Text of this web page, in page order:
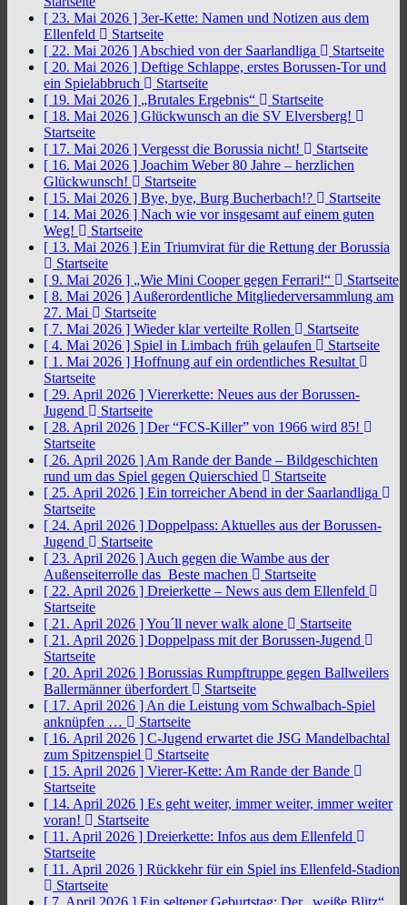
[ 23. Mai 2026 ] 3er-Kette: Namen und Notizen aus dem
Ellenfeld
Startseite
[ 22. Mai 2026 ] Abschied von der Saarlandliga
Startseite
[ 20. Mai 2026 ] Deftige Schlappe, erstes Borussen-Tor und
ein Spielabbruch
Startseite
[ 19. Mai 2026 ] „Brutales Ergebnis“
Startseite
[ 18. Mai 2026 ] Glückwunsch an die SV Elversberg!
Startseite
[ 17. Mai 2026 ] Vergesst die Borussia nicht!
Startseite
[ 16. Mai 2026 ] Joachim Weber 80 Jahre – herzlichen
Glückwunsch!
Startseite
[ 15. Mai 2026 ] Bye, bye, Burg Bucherbach!?
Startseite
[ 14. Mai 2026 ] Nach wie vor insgesamt auf einem guten
Weg!
Startseite
[ 13. Mai 2026 ] Ein Triumvirat für die Rettung der Borussia
Startseite
[ 9. Mai 2026 ] „Wie Mini Cooper gegen Ferrari!“
Startseite
[ 8. Mai 2026 ] Außerordentliche Mitgliederversammlung am
27. Mai
Startseite
[ 7. Mai 2026 ] Wieder klar verteilte Rollen
Startseite
[ 4. Mai 2026 ] Spiel in Limbach früh gelaufen
Startseite
[ 1. Mai 2026 ] Hoffnung auf ein ordentliches Resultat
Startseite
[ 29. April 2026 ] Viererkette: Neues aus der Borussen-
Jugend
Startseite
[ 28. April 2026 ] Der “FCS-Killer” von 1966 wird 85!
Startseite
[ 26. April 2026 ] Am Rande der Bande – Bildgeschichten
rund um das Spiel gegen Quierschied
Startseite
[ 25. April 2026 ] Ein torreicher Abend in der Saarlandliga
Startseite
[ 24. April 2026 ] Doppelpass: Aktuelles aus der Borussen-
Jugend
Startseite
[ 23. April 2026 ] Auch gegen die Wambe aus der
Außenseiterrolle das Beste machen
Startseite
[ 22. April 2026 ] Dreierkette – News aus dem Ellenfeld
Startseite
[ 21. April 2026 ]You´ll never walk alone
Startseite
[ 21. April 2026 ] Doppelpass mit der Borussen-Jugend
Startseite
[ 20. April 2026 ] Borussias Rumpftruppe gegen Ballweilers
Ballermänner überfordert
Startseite
[ 17. April 2026 ] An die Leistung vom Schwalbach-Spiel
anknüpfen …
Startseite
[ 16. April 2026 ] C-Jugend erwartet die JSG Mandelbachtal
zum Spitzenspiel
Startseite
[ 15. April 2026 ] Vierer-Kette: Am Rande der Bande
Startseite
[ 14. April 2026 ] Es geht weiter, immer weiter, immer weiter
voran!
Startseite
[ 11. April 2026 ] Dreierkette: Infos aus dem Ellenfeld
Startseite
[ 11. April 2026 ] Rückkehr für ein Spiel ins Ellenfeld-Stadion
Startseite
[ 7. April 2026 ] Ein seltener Geburtstag: Der „weiße Blitz“